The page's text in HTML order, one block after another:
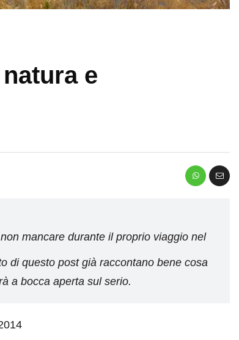
e
mancare durante il proprio viaggio nel
di questo post già raccontano bene cosa
a bocca aperta sul serio.